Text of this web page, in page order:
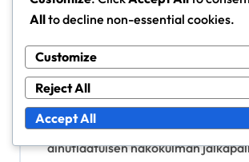
v
g
a
t
i
Intohimoinen jalkapalloanalyytikko,
on viettänyt yli vuosikymmenen
puolustavia muodostelmia
Urheilutieteen ja valmennuksen
ainutlaatuisen näkökulman
Allto decline non-essential cookies.
Customize
Reject All
Accept All